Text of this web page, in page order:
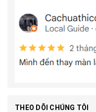
THEO DÕI CHÚNG TÔI